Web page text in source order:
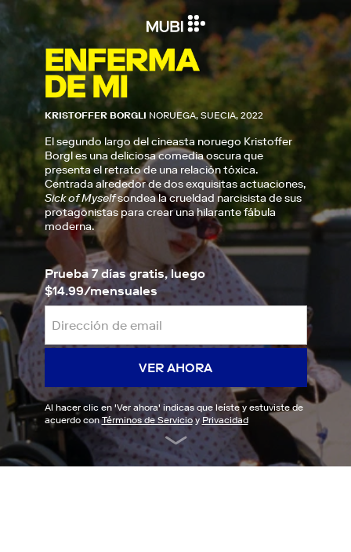
KRISTOFFER BORGLI NORUEGA, SUECIA, 2022
El segundo largo del cineasta noruego Kristoffer
Borgl es una deliciosa comedia oscura que
presenta el retrato de una relación tóxica.
Centrada alrededor de dos exquisitas actuaciones,
Sick of Myselfsondea la crueldad narcisista de sus
protagonistas para crear una hilarante fábula
moderna.
Prueba 7 días gratis, luego
$14.99/mensuales
VER AHORA
Al hacer clic en 'Ver ahora' indicas que leíste y estuviste de
acuerdo conTérminos de Servicioy Privacidad